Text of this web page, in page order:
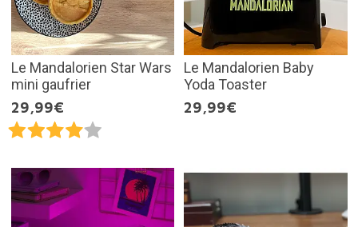
Le Mandalorien Star Wars
mini gaufrier
29,99€
Le Mandalorien Baby
Yoda Toaster
29,99€